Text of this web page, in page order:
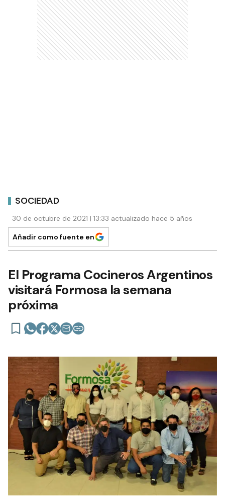
SOCIEDAD
30 de octubre de 2021 | 13:33 actualizado hace 5 años
Añadir como fuente en
El Programa Cocineros Argentinos
visitará Formosa la semana
próxima